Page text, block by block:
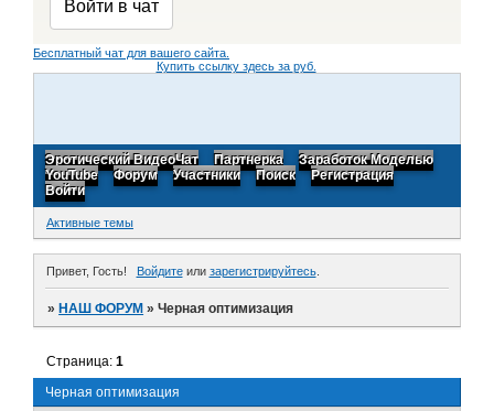
Бесплатный чат для вашего сайта.
Купить ссылку здесь за руб.
Эротический ВидеоЧат Партнерка
Заработок Моделью
YouTube
Форум Участники Поиск
Регистрация
Войти
Активные темы
Привет, Гость! Войдитеили зарегистрируйтесь.
»НАШ ФОРУМ »Черная оптимизация
Черная оптимизация
Страница:1